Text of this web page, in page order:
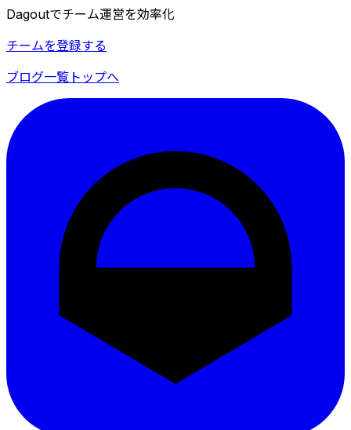
Dagoutでチーム運営を効率化
チームを登録する
ブログ一覧 トップへ